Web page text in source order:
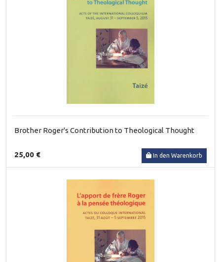
Brother Roger's Contribution to Theological Thought
25,00 € In den Warenkorb